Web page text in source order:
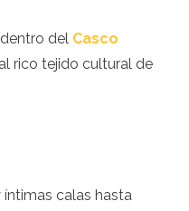
del Casco
rico tejido cultural de
calas hasta